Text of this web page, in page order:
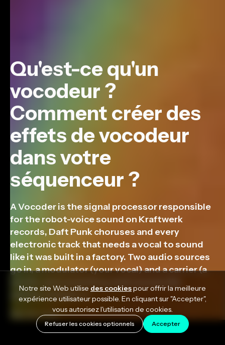
Qu'est-ce qu'un
vocodeur ?
Comment créer des
effets de vocodeur
dans votre
séquenceur ?
A Vocoder is the signal processor responsible
for the robot-voice sound on Kraftwerk
records, Daft Punk choruses and every
electronic track that needs a vocal to sound
like it was built in a factory. Two audio sources
go in, a modulator (your vocal) and a carrier (a
neither comes […]
May 28, 2026
Notre site Web utilise des cookiespour offrir la meilleure
expérience utilisateur possible. En cliquant sur "Accepter",
vous autorisez l'utilisation de cookies.
Refuser les cookies optionnels Accepter